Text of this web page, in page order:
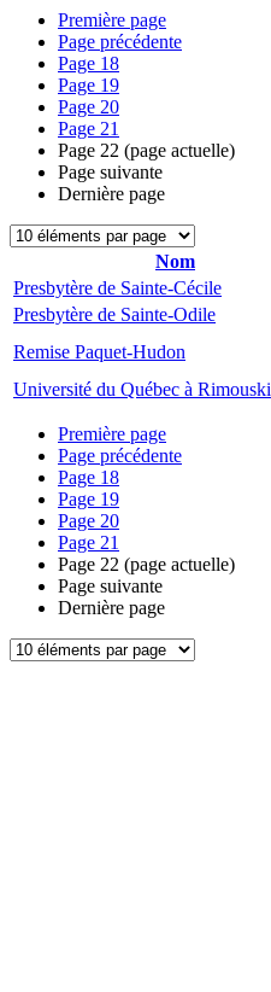
Première page
Page précédente
Page 18
Page 19
Page 20
Page 21
Page 22 (page actuelle)
Page suivante
Dernière page
Nom
Presbytère de Sainte-Cécile
Presbytère de Sainte-Odile
Remise Paquet-Hudon
Université du Québec à Rimouski
Première page
Page précédente
Page 18
Page 19
Page 20
Page 21
Page 22 (page actuelle)
Page suivante
Dernière page